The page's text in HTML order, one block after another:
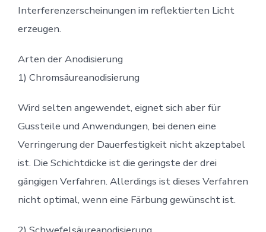
Interferenzerscheinungen im reflektierten Licht
erzeugen.
Arten der Anodisierung
1) Chromsäureanodisierung
Wird selten angewendet, eignet sich aber für
Gussteile und Anwendungen, bei denen eine
Verringerung der Dauerfestigkeit nicht akzeptabel
ist. Die Schichtdicke ist die geringste der drei
gängigen Verfahren. Allerdings ist dieses Verfahren
nicht optimal, wenn eine Färbung gewünscht ist.